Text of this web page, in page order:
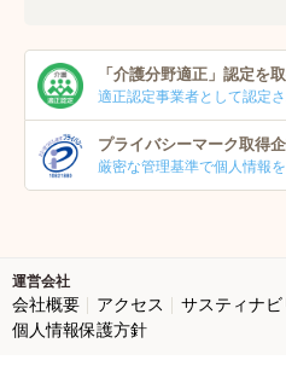
「介護分野適正」 認定を
適正認定事業者として認定
プライバシーマーク取得
厳密な管理基準で個人情報
運営会社
会社概要 アクセス サスティナビ
個人情報保護方針